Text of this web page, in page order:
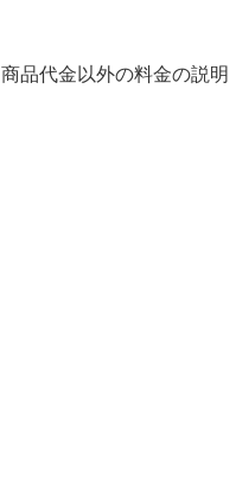
商品代金以外の料金の説明